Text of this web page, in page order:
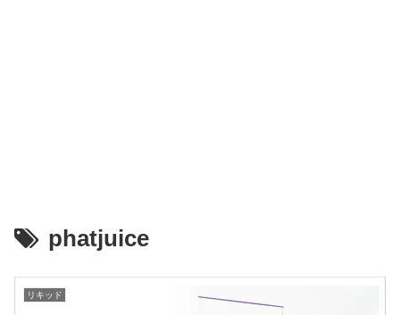
phatjuice
リキッド